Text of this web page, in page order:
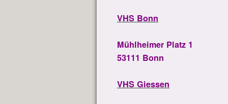
VHS Bonn
Mühlheimer Platz 1
53111 Bonn
VHS Giessen